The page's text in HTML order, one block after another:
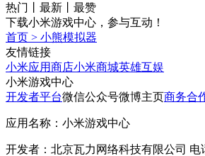
热门
最新
最赞
下载小米游戏中心，参与互动！
首页 > 小熊模拟器
友情链接
小米应用商店小米商城英雄互娱
小米游戏中心
开发者平台微信公众号微博主页商务合
应用名称：小米游戏中心
开发者：北京瓦力网络科技有限公司 电